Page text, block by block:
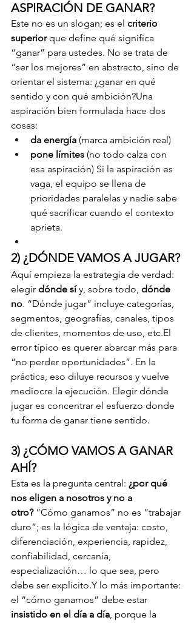
ASPIRACIÓN DE GANAR?
Este no es un slogan; es el criterio
superior que define qué significa
“ganar” para ustedes. No se trata de
“ser los mejores” en abstracto, sino de
orientar el sistema: ¿ganar en qué
sentido y con qué ambición?Una
aspiración bien formulada hace dos
cosas:
da energía (marca ambición real)
pone límites (no todo calza con
esa aspiración) Si la aspiración es
vaga, el equipo se llena de
prioridades paralelas y nadie sabe
qué sacrificar cuando el contexto
aprieta.
2) ¿DÓNDE VAMOS A JUGAR?
Aquí empieza la estrategia de verdad:
elegir dónde sí y, sobre todo, dónde
no. “Dónde jugar” incluye categorías,
segmentos, geografías, canales, tipos
de clientes, momentos de uso, etc.El
error típico es querer abarcar más para
“no perder oportunidades”. En la
práctica, eso diluye recursos y vuelve
mediocre la ejecución. Elegir dónde
jugar es concentrar el esfuerzo donde
tu forma de ganar tiene sentido.
3) ¿CÓMO VAMOS A GANAR
AHÍ?
Esta es la pregunta central: ¿por qué
nos eligen a nosotros y no a
otro? “Cómo ganamos” no es “trabajar
duro”; es la lógica de ventaja: costo,
diferenciación, experiencia, rapidez,
confiabilidad, cercanía,
especialización… lo que sea, pero
debe ser explícito.Y lo más importante:
el “cómo ganamos” debe estar
insistido en el día a día, porque la